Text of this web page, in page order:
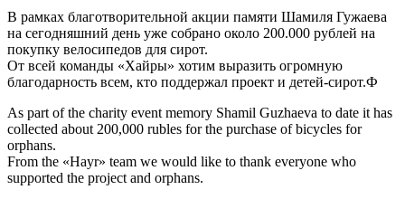
В рамках благотворительной акции памяти Шамиля Гужаева
на сегодняшний день уже собрано около 200.000 рублей на
покупку велосипедов для сирот.
От всей команды «Хайры» хотим выразить огромную
благодарность всем, кто поддержал проект и детей-сирот.Ф
As part of the charity event memory Shamil Guzhaeva to date it has
collected about 200,000 rubles for the purchase of bicycles for
orphans.
From the «Hayr» team we would like to thank everyone who
supported the project and orphans.